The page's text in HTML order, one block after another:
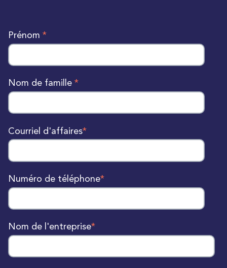
Prénom *
Nom de famille *
Courriel d'affaires*
Numéro de téléphone*
Nom de l'entreprise*